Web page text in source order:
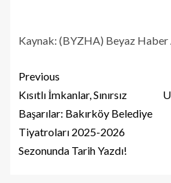
Kaynak: (BYZHA) Beyaz Haber
Previous
Kısıtlı İmkanlar, Sınırsız
Başarılar: Bakırköy Belediye
Tiyatroları 2025-2026
Sezonunda Tarih Yazdı!